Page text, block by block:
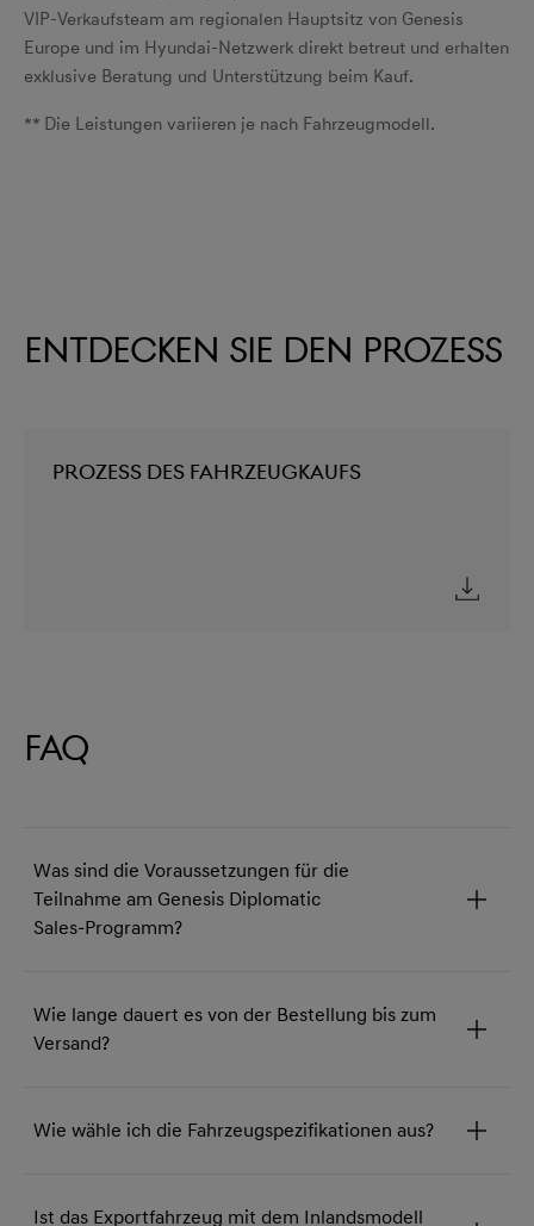
VIP-Verkaufsteam am regionalen Hauptsitz von Genesis
Europe und im Hyundai-Netzwerk direkt betreut und erhalten
exklusive Beratung und Unterstützung beim Kauf.
** Die Leistungen variieren je nach Fahrzeugmodell.
Entdecken Sie den Prozess
Prozess des Fahrzeugkaufs
FAQ
Was sind die Voraussetzungen für die
Teilnahme am Genesis Diplomatic
Sales‑Programm?
Wie lange dauert es von der Bestellung bis zum
Versand?
Wie wähle ich die Fahrzeugspezifikationen aus?
Ist das Exportfahrzeug mit dem Inlandsmodell